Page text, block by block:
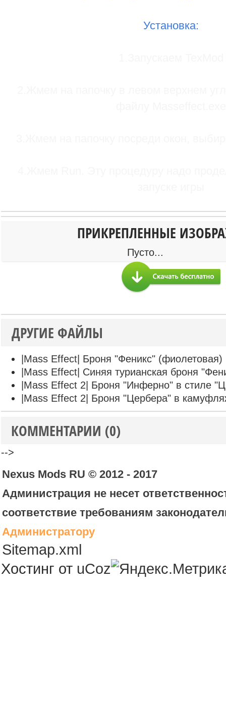
Установка:
ПРИКРЕПЛЕННЫЕ
Пусто...
ДРУГИЕ ФАЙЛЫ
|Mass Effect| Броня "Феникс" (фиолетовая)
|Mass Effect| Синяя турианская броня
|Mass Effect 2| Броня "Инферно" в стиле
|Mass Effect 2| Броня "Цербера" в
КОММЕНТАРИИ (0)
-->
Nexus Mods RU © 2012 - 2017
Администрация не несет
соответствие требованиям
Администратору
Sitemap.xml
Хостинг от uCoz